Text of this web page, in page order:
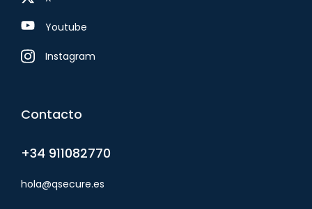
Youtube
Instagram
Contacto
+34 911082770
hola@qsecure.es